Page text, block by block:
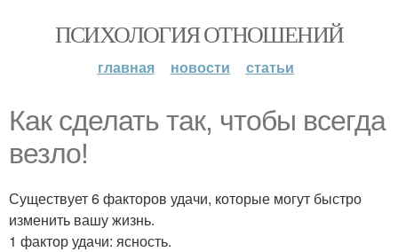
ПСИХОЛОГИЯ ОТНОШЕНИЙ
главная новости статьи
Как сделать так, чтобы всегда
везло!
Существует 6 факторов удачи, которые могут быстро
изменить вашу жизнь.
1 фактор удачи: ясность.